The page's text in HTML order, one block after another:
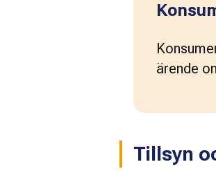
ärende
Tillsyn